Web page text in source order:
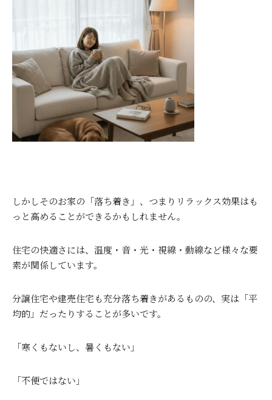
しかしそのお家の「落ち着き」、つまりリラックス効果はも
っと高めることができるかもしれません。
住宅の快適さには、温度・音・光・視線・動線など様々な要
素が関係しています。
分譲住宅や建売住宅も充分落ち着きがあるものの、実は「平
均的」だったりすることが多いです。
「寒くもないし、暑くもない」
「不便ではない」